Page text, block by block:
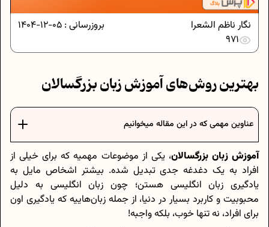
بروزرسانی : 05-12-1404
نگار ناظم الشعرا
971
بهترین روش‌های آموزش زبان بزرگسالان
عناوین مهمی که در این مقاله میخوانیم
آموزش زبان بزرگسالان، یکی از موضوعات مهمیه که برای خیلی از
افراد به یک دغدغه جدی تبدیل شده. بیشتر اشخاص مایل به
یادگیری زبان انگلیسی هستن؛ چون زبان انگلیسی به دلیل
محبوبیت و کاربرد بسیار در دنیا، از جمله زبان‌هاییه که یادگیری اون
برای افراد، نه تنها خوب، بلکه واجبه!